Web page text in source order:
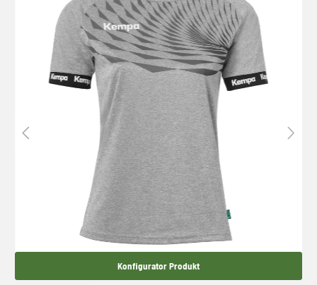
Konfigurator Produkt